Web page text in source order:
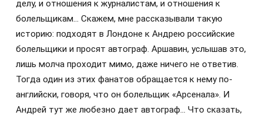
делу, и отношения к журналистам, и отношения к
болельщикам… Скажем, мне рассказывали такую
историю: подходят в Лондоне к Андрею российские
болельщики и просят автограф. Аршавин, услышав это,
лишь молча проходит мимо, даже ничего не ответив.
Тогда один из этих фанатов обращается к нему по-
английски, говоря, что он болельщик «Арсенала». И
Андрей тут же любезно дает автограф… Что сказать,